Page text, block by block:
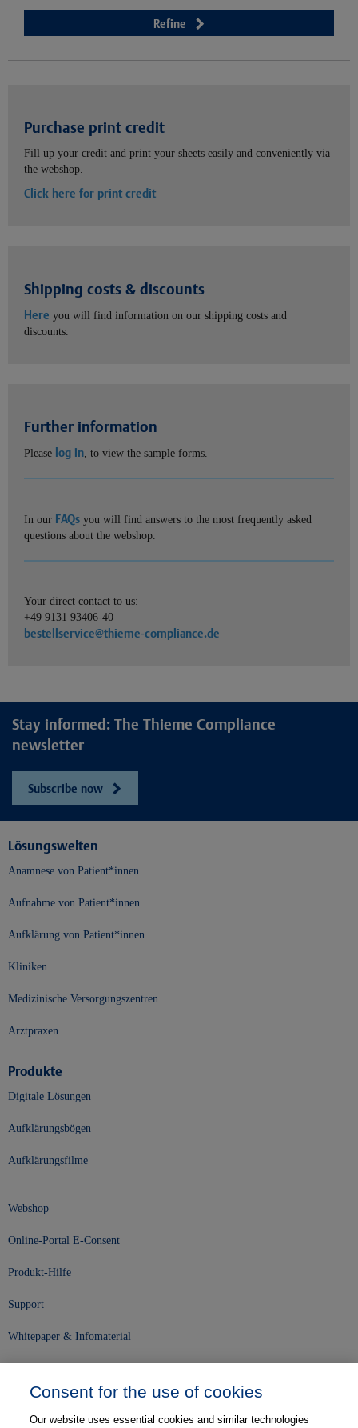
Refine
Purchase print credit
Fill up your credit and print your sheets easily and conveniently via
the webshop.
Click here for print credit
Shipping costs & discounts
Here you will find information on our shipping costs and
discounts.
Further information
Please log in, to view the sample forms.
In our FAQs you will find answers to the most frequently asked
questions about the webshop.
Your direct contact to us:
+49 9131 93406-40
bestellservice@thieme-compliance.de
Stay informed: The Thieme Compliance
newsletter
Subscribe now
Lösungswelten
Anamnese von Patient*innen
Aufnahme von Patient*innen
Aufklärung von Patient*innen
Kliniken
Medizinische Versorgungszentren
Arztpraxen
Produkte
Digitale Lösungen
Aufklärungsbögen
Aufklärungsfilme
Webshop
Online-Portal E-Consent
Produkt-Hilfe
Support
Whitepaper & Infomaterial
Consent for the use of cookies
Our website uses essential cookies and similar technologies